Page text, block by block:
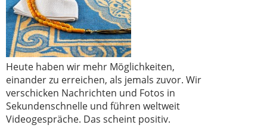
Heute haben wir mehr Möglichkeiten,
einander zu erreichen, als jemals zuvor. Wir
verschicken Nachrichten und Fotos in
Sekundenschnelle und führen weltweit
Videogespräche. Das scheint positiv.